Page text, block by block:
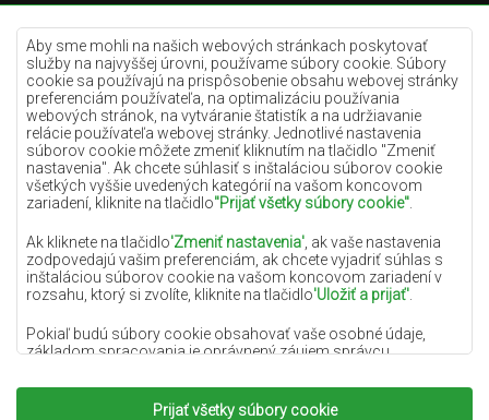
Aby sme mohli na našich webových stránkach poskytovať
služby na najvyššej úrovni, používame súbory cookie. Súbory
cookie sa používajú na prispôsobenie obsahu webovej stránky
preferenciám používateľa, na optimalizáciu používania
webových stránok, na vytváranie štatistík a na udržiavanie
relácie používateľa webovej stránky. Jednotlivé nastavenia
súborov cookie môžete zmeniť kliknutím na tlačidlo "Zmeniť
nastavenia". Ak chcete súhlasiť s inštaláciou súborov cookie
všetkých vyššie uvedených kategórií na vašom koncovom
zariadení, kliknite na tlačidlo"Prijať všetky súbory cookie"
Ak kliknete na tlačidlo'Zmeniť nastavenia' , ak vaše nastavenia
zodpovedajú vašim preferenciám, ak chcete vyjadriť súhlas s
inštaláciou súborov cookie na vašom koncovom zariadení v
rozsahu, ktorý si zvolíte, kliknite na tlačidlo'Uložiť a prijať'
Pokiaľ budú súbory cookie obsahovať vaše osobné údaje,
základom spracovania je oprávnený záujem správcu
podobe poskytovania vysokokvalitných služieb na našej
webovej stránke a marketingových aktivít správcu osobných
Prijať všetky súbory cookie
Krémové koberce
Lilac koberce
Žlté koberce
Mätové koberce
Modré koberce
Oranžové koberce
Ružové koberce
Šedé koberce
Terakotové koberce
Zelené koberce
Zlaté koberce